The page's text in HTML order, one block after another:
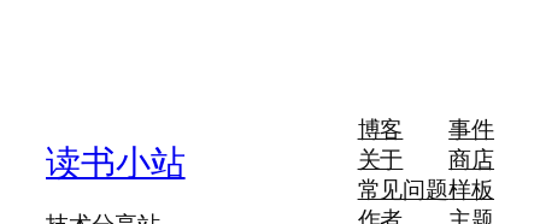
读书小站
博客
关于
常见问题
事件
商店
样板